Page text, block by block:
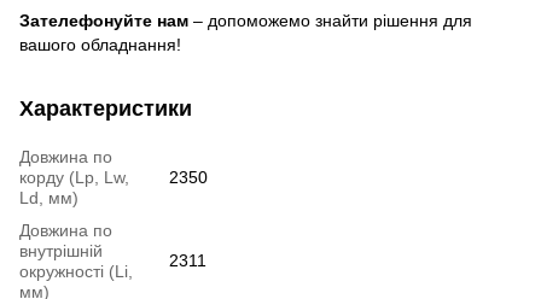
Зателефонуйте нам – допоможемо знайти рішення для
вашого обладнання!
Характеристики
Довжина по
корду (Lp, Lw,
Ld, мм)
2350
Довжина по
внутрішній
окружності (Li,
мм)
2311